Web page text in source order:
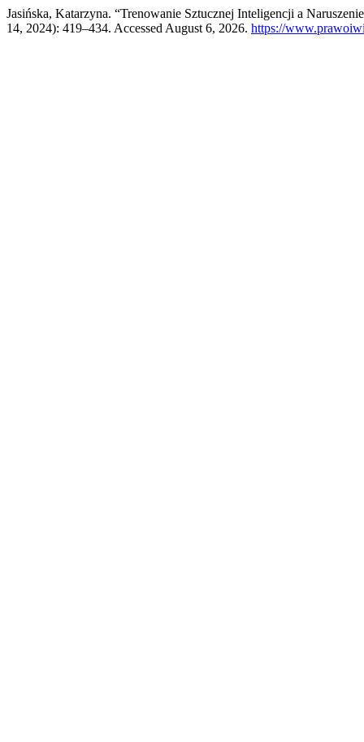
Jasińska, Katarzyna. “Trenowanie Sztucznej Inteligencji a
14, 2024): 419–434. Accessed August 6, 2026. https://